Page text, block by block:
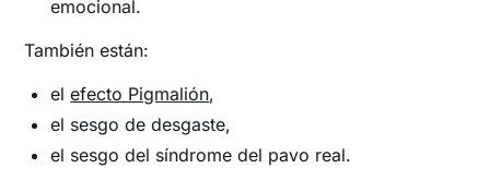
emocional.
También están:
elefecto Pigmalión,
el sesgo de desgaste,
el sesgo del síndrome del pavo real.